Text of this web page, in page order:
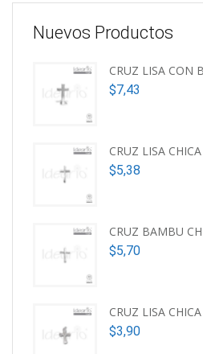
Nuevos Productos
CRUZ LISA CON
$7,43
CRUZ LISA CHICA
$5,38
CRUZ BAMBU
$5,70
CRUZ LISA
$3,90